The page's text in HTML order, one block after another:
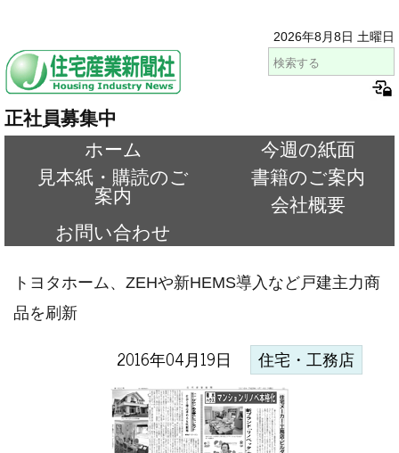
2026年8月8日 土曜日
正社員募集中
ホーム
今週の紙面
見本紙・購読のご
案内
書籍のご案内
会社概要
お問い合わせ
トヨタホーム、ZEHや新HEMS導入など戸建主力商
品を刷新
2016年04月19日 住宅・工務店